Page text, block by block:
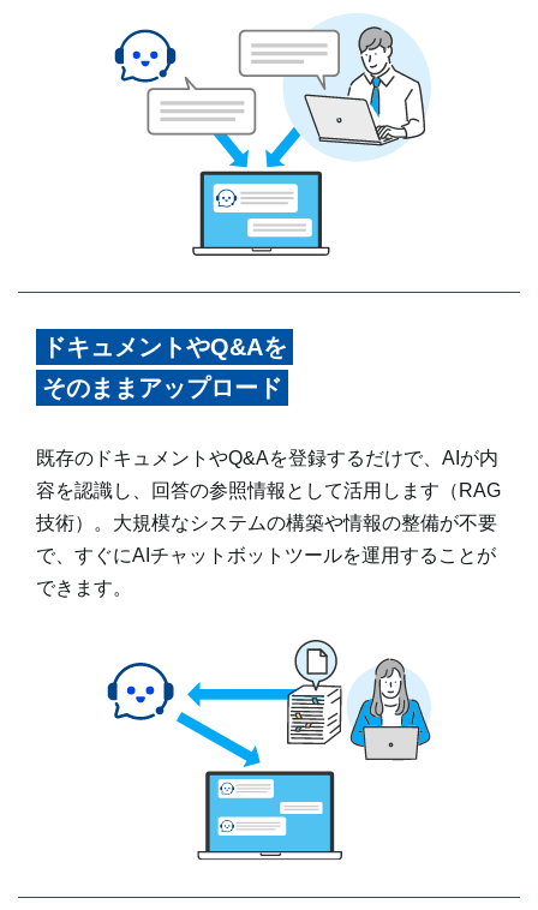
ドキュメントやQ&Aを
そのままアップロード
既存のドキュメントやQ&Aを登録するだけで、AIが内
容を認識し、回答の参照情報として活用します（RAG
技術）。大規模なシステムの構築や情報の整備が不要
で、すぐにAIチャットボットツールを運用することが
できます。